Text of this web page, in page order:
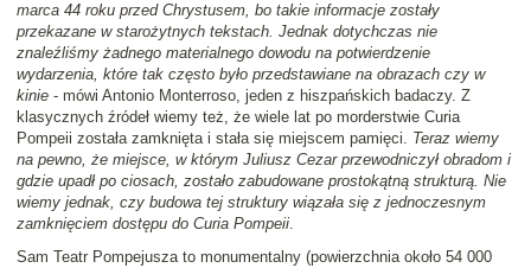
marca 44 roku przed Chrystusem, bo takie informacje zostały
przekazane w starożytnych tekstach. Jednak dotychczas nie
znaleźliśmy żadnego materialnego dowodu na potwierdzenie
wydarzenia, które tak często było przedstawiane na obrazach czy w
kinie - mówi Antonio Monterroso, jeden z hiszpańskich badaczy. Z
klasycznych źródeł wiemy też, że wiele lat po morderstwie Curia
Pompeii została zamknięta i stała się miejscem pamięci. Teraz wiemy
na pewno, że miejsce, w którym Juliusz Cezar przewodniczył obradom i
gdzie upadł po ciosach, zostało zabudowane prostokątną strukturą. Nie
wiemy jednak, czy budowa tej struktury wiązała się z jednoczesnym
zamknięciem dostępu do Curia Pompeii.
Sam Teatr Pompejusza to monumentalny (powierzchnia około 54 000